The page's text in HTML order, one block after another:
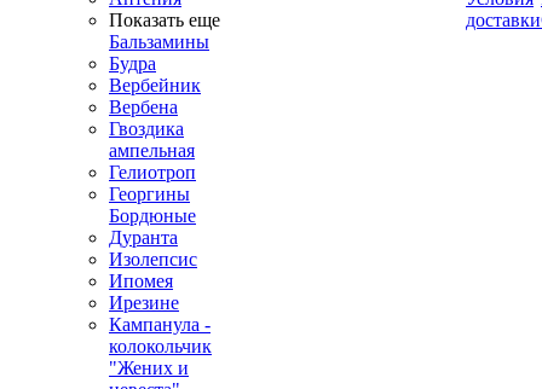
Показать еще
Бальзамины
Будра
Вербейник
Вербена
Гвоздика
ампельная
Гелиотроп
Георгины
Бордюные
Дуранта
Изолепсис
Ипомея
Ирезине
Кампанула -
колокольчик
"Жених и
доставки